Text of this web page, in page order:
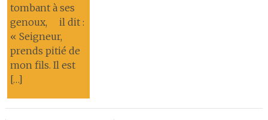
tombant à ses
genoux, il dit :
« Seigneur,
prends pitié de
mon fils. Il est
[…]